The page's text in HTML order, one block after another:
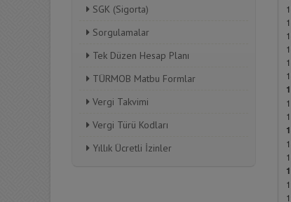
SGK (Sigorta)
Sorgulamalar
Tek Düzen Hesap Planı
TÜRMOB Matbu Formlar
Vergi Takvimi
Vergi Türü Kodları
Yıllık Ücretli İzinler